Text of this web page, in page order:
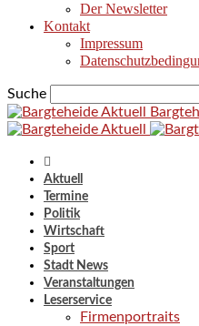
Der Newsletter
Kontakt
Impressum
Suche
Aktuell
Termine
Politik
Wirtschaft
Sport
Stadt News
Veranstaltungen
Leserservice
Firmenportraits